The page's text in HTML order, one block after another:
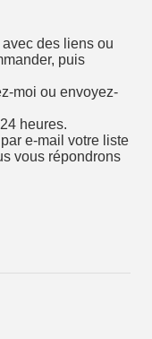
des liens ou
puis
moi ou envoyez-
heures.
e-mail votre liste
vous répondrons